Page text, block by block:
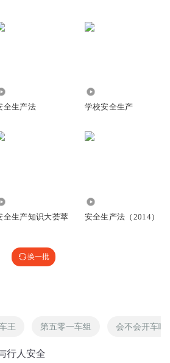
全生产法 学校安全生产
全生产知识大荟萃 安全生产法（2014）
换一批
王 第五零一车组 会不会开车啊
行人安全